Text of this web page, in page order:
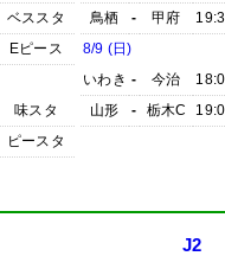
ベススタ
Eピース
味スタ
ピースタ
鳥栖
- 甲府
8/9 (日)
いわき - 今治
山形
- 栃木C
J2